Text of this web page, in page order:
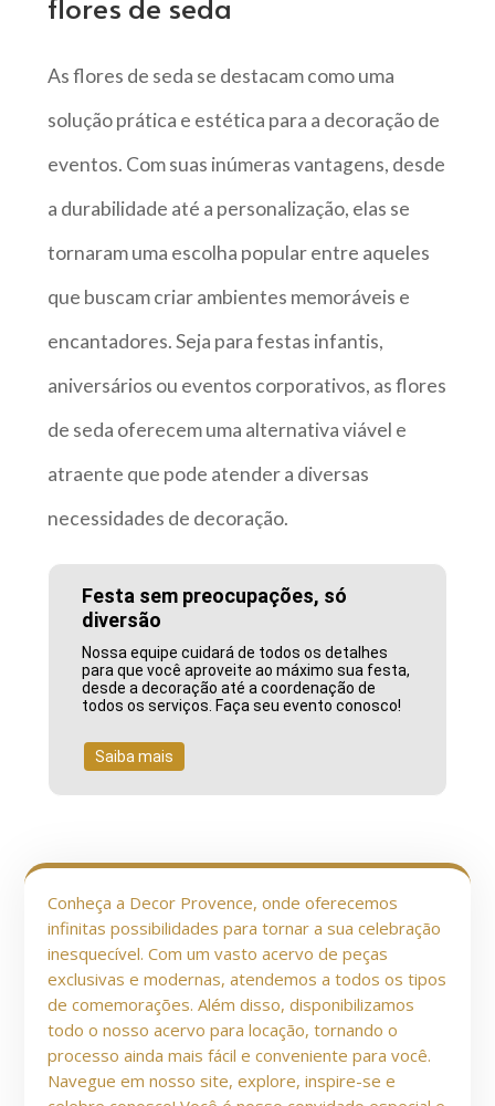
As flores de seda se destacam como uma
solução prática e estética para a decoração de
eventos. Com suas inúmeras vantagens, desde
a durabilidade até a personalização, elas se
tornaram uma escolha popular entre aqueles
que buscam criar ambientes memoráveis e
encantadores. Seja para festas infantis,
aniversários ou eventos corporativos, as flores
de seda oferecem uma alternativa viável e
atraente que pode atender a diversas
necessidades de decoração.
Festa sem preocupações, só
diversão
Nossa equipe cuidará de todos os detalhes
para que você aproveite ao máximo sua festa,
desde a decoração até a coordenação de
todos os serviços. Faça seu evento conosco!
Saiba mais
Conheça a Decor Provence, onde oferecemos
infinitas possibilidades para tornar a sua celebração
inesquecível. Com um vasto acervo de peças
exclusivas e modernas, atendemos a todos os tipos
de comemorações. Além disso, disponibilizamos
todo o nosso acervo para locação, tornando o
processo ainda mais fácil e conveniente para você.
Navegue em nosso site, explore, inspire-se e